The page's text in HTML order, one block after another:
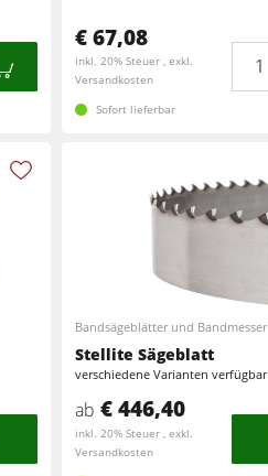
€ 67,08
inkl. 20% Steuer , exkl.
Versandkosten
Sofort lieferbar
Bandsägeblätter und Bandmesser
Stellite Sägeblatt
verschiedene Varianten verfügbar
ab € 446,40
inkl. 20% Steuer , exkl.
Versandkosten